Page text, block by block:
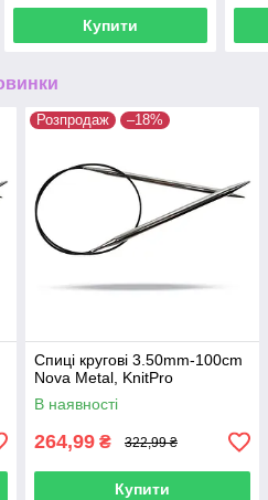
Купити
Розпродаж –18%
Спиці кругові 3.50mm-100cm
Nova Metal, KnitPro
В наявності
264,99 ₴ 322,99 ₴
Купити